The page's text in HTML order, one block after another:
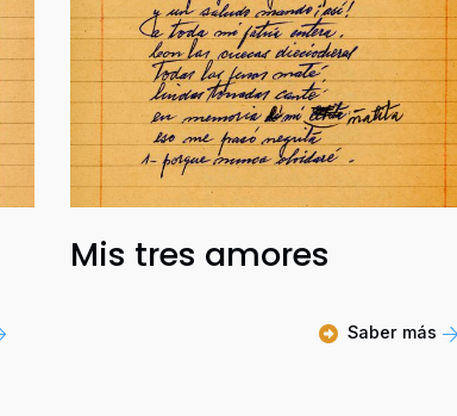
Mis tres amores
Saber más